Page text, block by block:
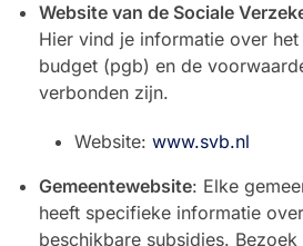
Website van de Sociale
Hier vind je informatie over
budget (pgb) en de
verbonden zijn.
Website: www.svb.nl
Gemeentewebsite: Elke
heeft specifieke informatie
beschikbare subsidies.